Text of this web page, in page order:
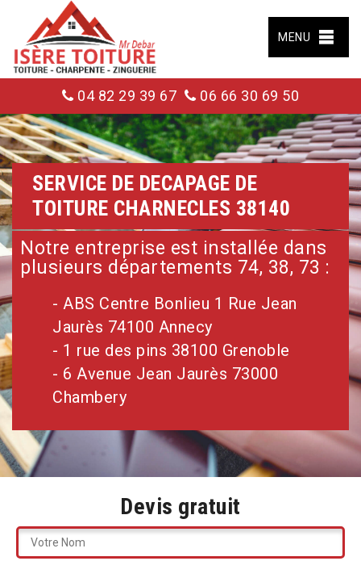
MENU
04 82 29 39 67 06 66 30 69 50
SERVICE DE DECAPAGE DE
TOITURE CHARNECLES 38140
Notre entreprise est installée dans
plusieurs départements 74, 38, 73 :
- ABS Centre Bonlieu 1 Rue Jean
Jaurès 74100 Annecy
- 1 rue des pins 38100 Grenoble
- 6 Avenue Jean Jaurès 73000
Chambery
Devis gratuit